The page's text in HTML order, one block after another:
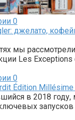
0
джелато,
мы
Les Exceptions
0
Édition Millésime
в 2018
запусков